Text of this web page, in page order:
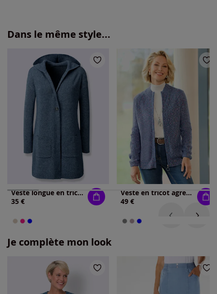
Dans le même style...
Veste longue en tricot longueur tendance
35 €
Veste en tricot agréable à porter
49 €
Je complète mon look